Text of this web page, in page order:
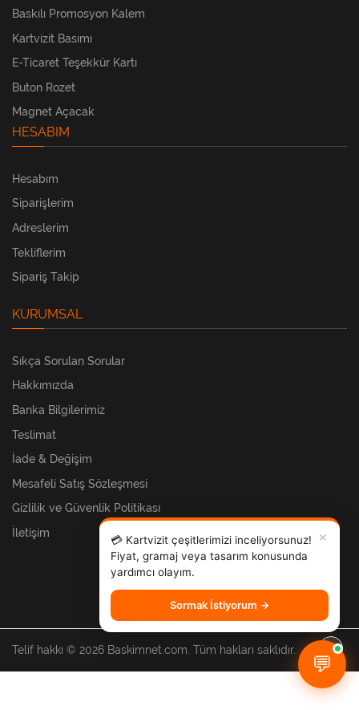
Baskılı Promosyon Kalem
Kartvizit Basımı
E-Ticaret Teşekkür Kartı
Buton Rozet
Magnet Açacak
HESABIM
Hesabım
Siparişlerim
Adreslerim
Tekliflerim
Sipariş Takip
KURUMSAL
Sıkça Sorulan Sorular
Hakkımızda
Banka Bilgilerimiz
Teslimat
İade & Değişim
Mesafeli Satış Sözleşmesi
Gizlilik ve Güvenlik Politikası
İletişim
Telif hakkı © 2026 Baskimnet.com. Tüm hakları saklıdır.
💬
✕
💳 Kartvizit çeşitlerimizi inceliyorsunuz!
Fiyat, gramaj veya tasarım konusunda
yardımcı olayım.
Sormak İstiyorum →